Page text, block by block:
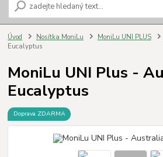
Úvod Nosítka MoniLu MoniLu UNI PLUS
Eucalyptus
MoniLu UNI Plus -
Eucalyptus
Doprava ZDARMA